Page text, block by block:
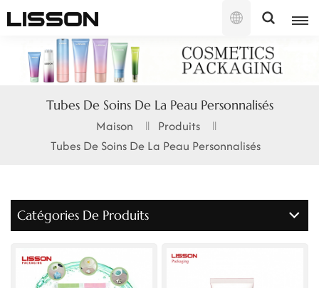
Français
English
français
русский
português
Tubes De Soins De La Peau Personnalisés
Maison
Produits
Tubes De Soins De La Peau Personnalisés
Catégories De Produits